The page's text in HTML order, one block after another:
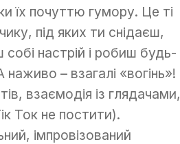
їх почуттю гумору. Це ті
під яких ти снідаєш,
настрій і робиш будь-
– взагалі «вогінь»!
взаємодія із глядачами,
Ток не постити).
імпровізований